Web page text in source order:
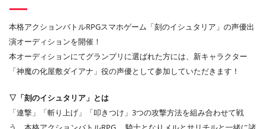
本格アクションバトルRPGスマホゲーム「刻のイシュタリア」の声優出
演オーディションを開催！
本オーディションにてグランプリに選ばれた方には、新キャラクター
「神魔の化屋敷ダイアナ」役の声優として参加していただきます！
▽「刻のイシュタリア」とは
「連撃」「斬り上げ」「叩きつけ」3つの攻撃方法を組み合わせて戦